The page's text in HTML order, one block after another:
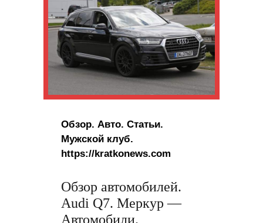
Обзор. Авто. Статьи.
Мужской клуб.
https://kratkonews.com
Обзор автомобилей.
Audi Q7. Меркур —
Автомобили.